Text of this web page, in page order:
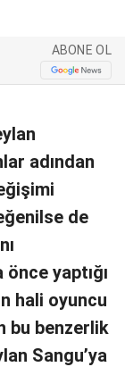
ABONE OL
adından
de
yaptığı
hali oyuncu
bu benzerlik
Sangu’ya